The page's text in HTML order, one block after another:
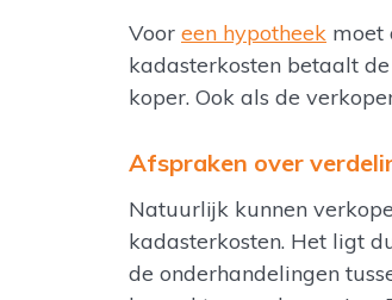
Voor een hypotheek moet
kadasterkosten betaalt
koper. Ook als de
Afspraken over
Natuurlijk kunnen
kadasterkosten. Het ligt
de onderhandelingen